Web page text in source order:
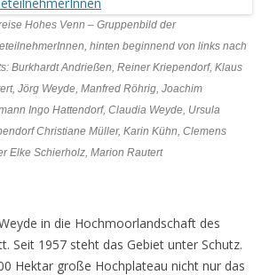
Hohes Venn – Gruppenbild der
hinten beginnend von links nach
Burkhardt Andrießen, Reiner Kriependorf, Klaus
Jörg Weyde, Manfred Röhrig, Joachim
Ingo Hattendorf, Claudia Weyde, Ursula
Christiane Müller, Karin Kühn, Clemens
Elke Schierholz, Marion Rautert
in die Hochmoorlandschaft des
Seit 1957 steht das Gebiet unter Schutz.
Hektar große Hochplateau nicht nur das